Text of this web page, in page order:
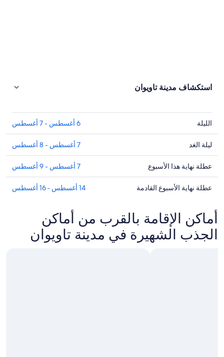
استكشاف ⁦مدينة تاويوان⁩
تحقق
من
الأسعار
في
⁦مدينة
لهذه
أغسطس
-
7
الليلة 6 أغسطس - 7 أغسطس
تحقق
من
الأسعار
في
⁦مدينة
الغد،
⁦7
أغسطس
ليلة الغد 7 أغسطس - 8 أغسطس
تحقق
من
الأسعار
لنهاية
هذا
عطلة نهاية هذا الأسبوع 7 أغسطس - 9 أغسطس
تحقق
في
⁦مدينة
عطلة نهاية الأسبوع القادمة 14 أغسطس - 16 أغسطس
أماكن الإقامة بالقرب من أماكن
الجذب الشهيرة في مدينة تاويوان